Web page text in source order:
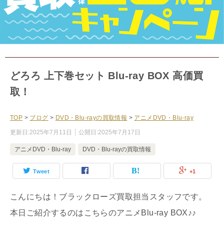
どろろ 上下巻セット Blu-ray BOX 高価買
取！
TOP > ブログ > DVD・Blu-rayの買取情報 > アニメDVD・Blu-ray
更新日:2025年7月11日 公開日:2025年7月17日
アニメDVD・Blu-ray DVD・Blu-rayの買取情報
Tweet +1
こんにちは！ブラックローズ買取担当スタッフです。
本日ご紹介するのはこちらのアニメBlu-ray BOX♪♪